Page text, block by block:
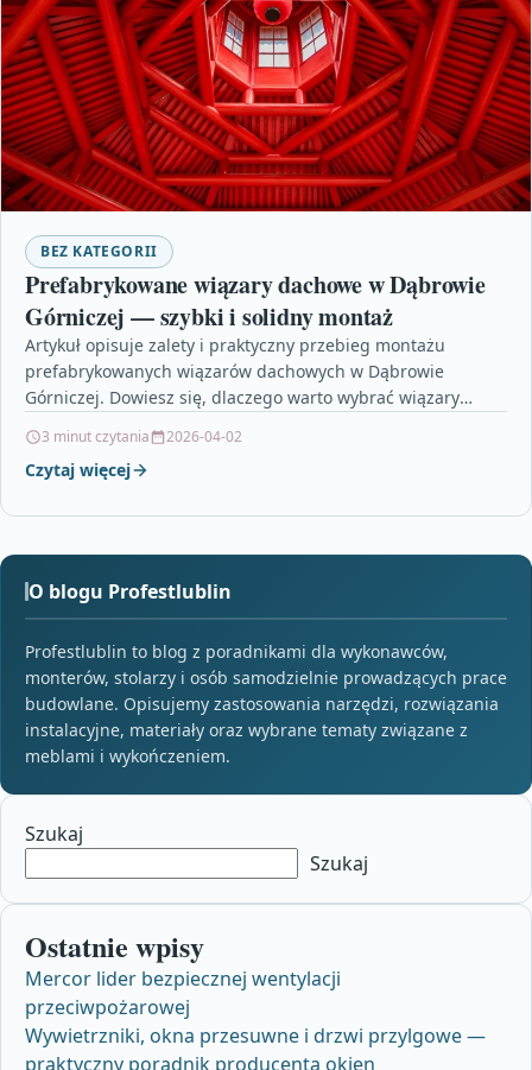
BEZ KATEGORII
Prefabrykowane wiązary dachowe w Dąbrowie
Górniczej — szybki i solidny montaż
Artykuł opisuje zalety i praktyczny przebieg montażu
prefabrykowanych wiązarów dachowych w Dąbrowie
Górniczej. Dowiesz się, dlaczego warto wybrać wiązary
3 minut czytania 2026-04-02
Czytaj więcej
O blogu Profestlublin
Profestlublin to blog z poradnikami dla wykonawców,
monterów, stolarzy i osób samodzielnie prowadzących prace
budowlane. Opisujemy zastosowania narzędzi, rozwiązania
instalacyjne, materiały oraz wybrane tematy związane z
meblami i wykończeniem.
Szukaj
Szukaj
Ostatnie wpisy
Mercor lider bezpiecznej wentylacji
przeciwpożarowej
Wywietrzniki, okna przesuwne i drzwi przylgowe —
praktyczny poradnik producenta okien